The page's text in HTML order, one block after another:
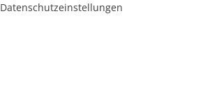
Datenschutzeinstellungen